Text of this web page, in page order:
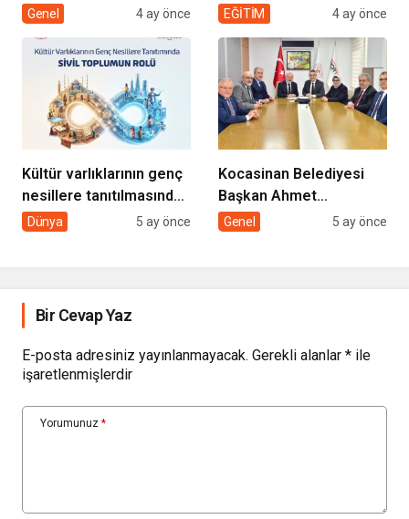
“EVDE SAĞLIK
GÖNÜLLERE
DOKUNUYORUZ”
Genel 4 ay önce
desteği projesi
EĞİTİM 4 ay önce
Kültür varlıklarının genç
nesillere tanıtılmasında
sivil toplumun rolü
Dünya 5 ay önce
Kocasinan Belediyesi
Başkan Ahmet
Çolakbayrakdar ile
Genel 5 ay önce
Bir Cevap Yaz
E-posta adresiniz yayınlanmayacak. Gerekli alanlar * ile
işaretlenmişlerdir
Yorumunuz *